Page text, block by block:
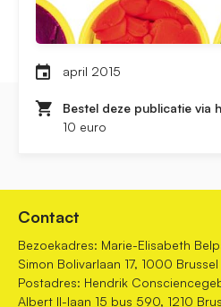
april 2015
Bestel deze publicatie via
10 euro
Contact
Bezoekadres: Marie-Elisabeth
Simon Bolivarlaan 17, 1000 Brussel
Postadres: Hendrik
Albert II-laan 15 bus 590, 1210